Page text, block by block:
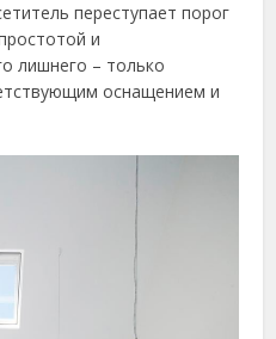
переступает порог
и
лишнего – только
оснащением и